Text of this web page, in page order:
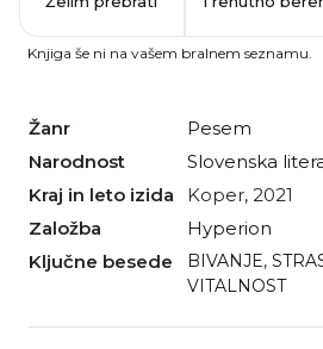
Žanr
pesem
Narodnost
slovenska
Kraj in leto izida
Koper, 2021
Založba
Hyperion
Ključne besede
BIVANJE,
VITALNOST
Knjiga še ni na vašem bralnem seznamu.